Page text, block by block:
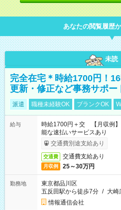
あなたの閲覧履歴
未読
完全在宅＊時給1700円！
更新・修正など事務サポー
派遣 職種未経験OK ブランクOK
給与
時給1700円＋交 【月収例
能な速払いサービスあり
交通費別途支給あり
交通費 交通費支給あり
月収例 25～30万円
勤務地
東京都品川区
五反田駅から徒歩7分 / 大崎
情報通信会社